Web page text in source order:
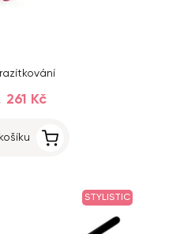
261 Kč
STYLISTIC